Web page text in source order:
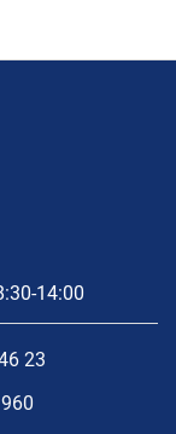
14:00
23